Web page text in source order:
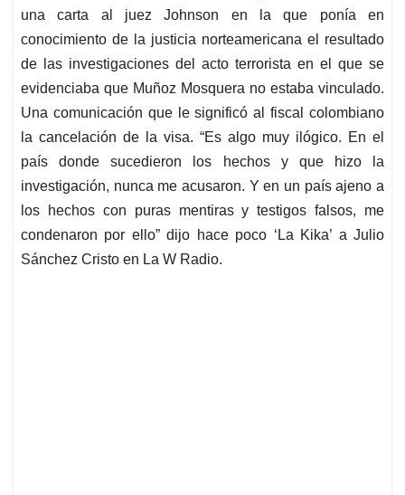
una carta al juez Johnson en la que ponía en
conocimiento de la justicia norteamericana el resultado
de las investigaciones del acto terrorista en el que se
evidenciaba que Muñoz Mosquera no estaba vinculado.
Una comunicación que le significó al fiscal colombiano
la cancelación de la visa. “Es algo muy ilógico. En el
país donde sucedieron los hechos y que hizo la
investigación, nunca me acusaron. Y en un país ajeno a
los hechos con puras mentiras y testigos falsos, me
condenaron por ello” dijo hace poco ‘La Kika’ a Julio
Sánchez Cristo en La W Radio.